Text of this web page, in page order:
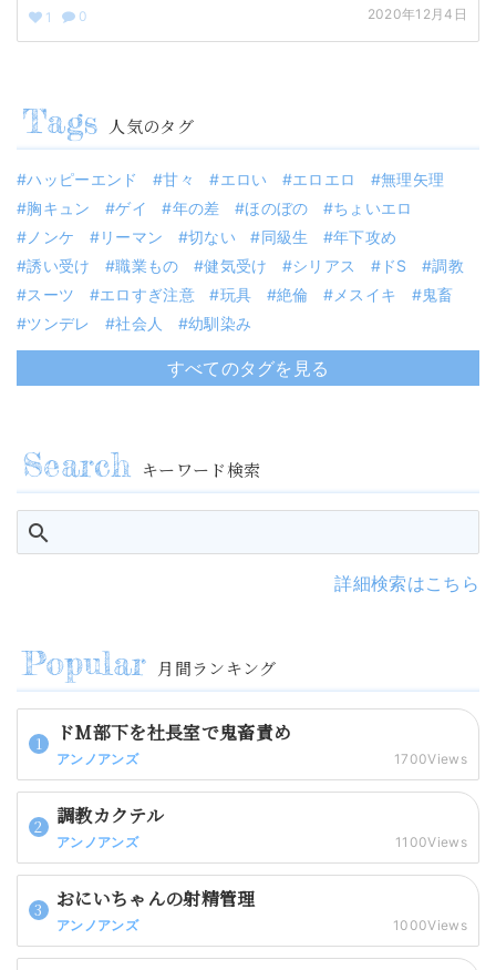
1
0 2020年12月4日
人気のタグ
ハッピーエンド 甘々 エロい エロエロ
無理矢理
胸キュン
ゲイ 年の差 ほのぼの
ちょいエロ
ノンケ
リーマン 切ない 同級生
年下攻め
誘い受け
職業もの 健気受け シリアス ドS
調教
スーツ
エロすぎ注意 玩具 絶倫 メスイキ
鬼畜
ツンデレ
社会人 幼馴染み
すべてのタグを見る
キーワード検索
詳細検索はこちら
月間ランキング
ドM部下を社長室で鬼畜責め
アンノアンズ 1700Views
調教カクテル
アンノアンズ 1100Views
おにいちゃんの射精管理
アンノアンズ 1000Views